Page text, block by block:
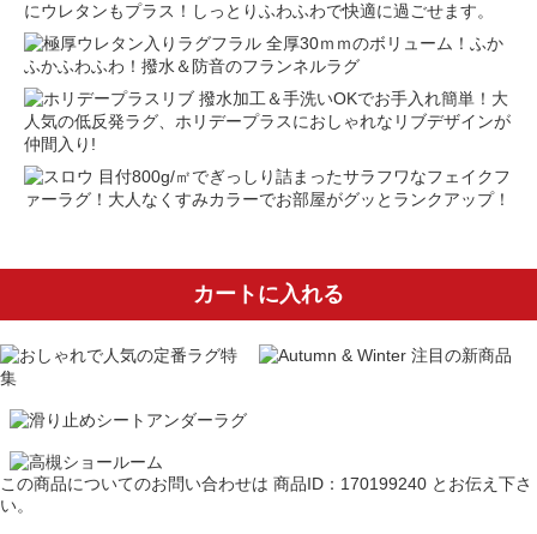
にウレタンもプラス！しっとりふわふわで快適に過ごせます。
全厚30ｍｍのボリューム！ふか
ふかふわふわ！撥水＆防音のフランネルラグ
撥水加工＆手洗いOKでお手入れ簡単！大
人気の低反発ラグ、ホリデープラスにおしゃれなリブデザインが
仲間入り!
目付800g/㎡でぎっしり詰まったサラフワなフェイクフ
ァーラグ！大人なくすみカラーでお部屋がグッとランクアップ！
カートに入れる
この商品についてのお問い合わせは 商品ID：170199240 とお伝え下さ
い。